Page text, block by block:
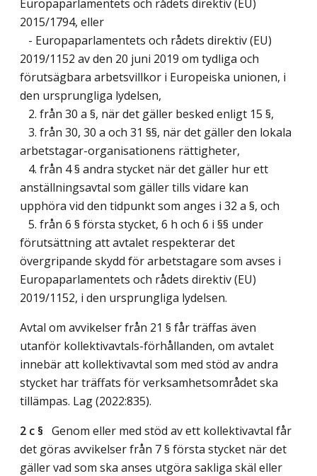
Europaparlamentets och rådets direktiv (EU)
2015/1794, eller
- Europaparlamentets och rådets direktiv (EU)
2019/1152 av den 20 juni 2019 om tydliga och
förutsägbara arbetsvillkor i Europeiska unionen, i
den ursprungliga lydelsen,
2. från 30 a §, när det gäller besked enligt 15 §,
3. från 30, 30 a och 31 §§, när det gäller den lokala
arbetstagar-organisationens rättigheter,
4. från 4 § andra stycket när det gäller hur ett
anställningsavtal som gäller tills vidare kan
upphöra vid den tidpunkt som anges i 32 a §, och
5. från 6 § första stycket, 6 h och 6 i §§ under
förutsättning att avtalet respekterar det
övergripande skydd för arbetstagare som avses i
Europaparlamentets och rådets direktiv (EU)
2019/1152, i den ursprungliga lydelsen.
Avtal om avvikelser från 21 § får träffas även
utanför kollektivavtals-förhållanden, om avtalet
innebär att kollektivavtal som med stöd av andra
stycket har träffats för verksamhetsområdet ska
tillämpas. Lag (2022:835).
2 c § Genom eller med stöd av ett kollektivavtal får
det göras avvikelser från 7 § första stycket när det
gäller vad som ska anses utgöra sakliga skäl eller